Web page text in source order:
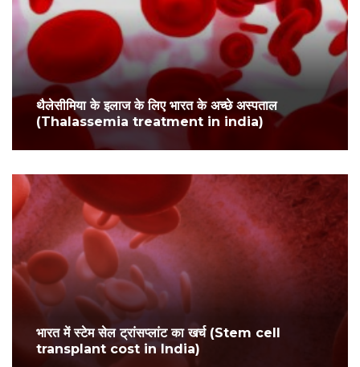
थैलेसीमिया के इलाज के लिए भारत के अच्छे अस्पताल
(Thalassemia treatment in india)
भारत में स्टेम सेल ट्रांसप्लांट का खर्च (Stem cell
transplant cost in India)